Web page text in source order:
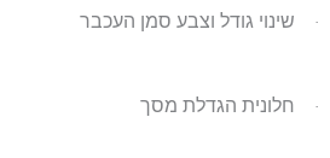
· שינוי גודל וצבע סמן העכבר
· חלונית הגדלת מסך